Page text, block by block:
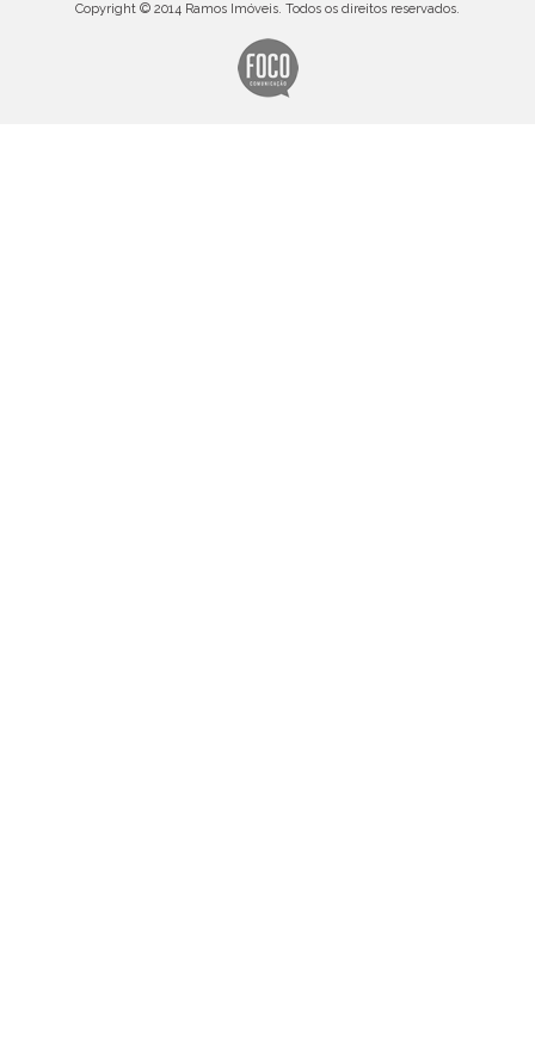
Copyright © 2014 Ramos Imóveis. Todos os direitos reservados.